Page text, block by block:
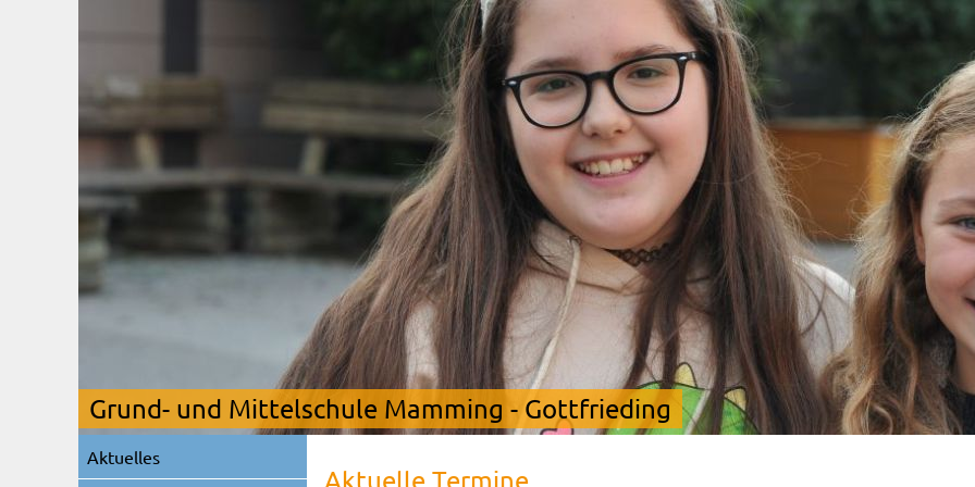
Grund- und Mittelschule Mamming - Gottfrieding
Aktuelle Termine
Navigation
überspringen
Aktuelles